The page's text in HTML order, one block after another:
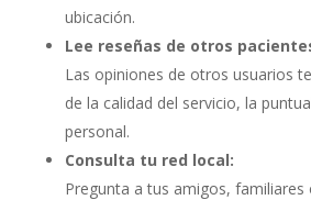
ubicación.
Lee reseñas de otros
Las opiniones de otros usuarios
de la calidad del servicio, la
personal.
Consulta tu red local:
Pregunta a tus amigos, familiares